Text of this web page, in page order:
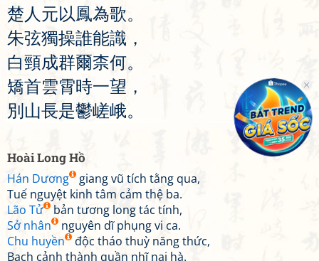
楚 人 元以鳳為歌。
朱弦獨操誰能識 ，
白頸成群爾柰何。
矯首雲霄時一望 ，
別 山長是鬱嵯峨。
Hoài Long Hồ
Hán Dương
giang vũ tích tằng qua,
Tuế nguyệt kinh tâm cảm thệ ba.
Lão Tử
bản tương long tác tính,
Sở nhân
nguyên dĩ phụng vi ca.
Chu huyền
độc tháo thuỳ năng thức,
Bạch cảnh thành quần nhĩ nại hà.